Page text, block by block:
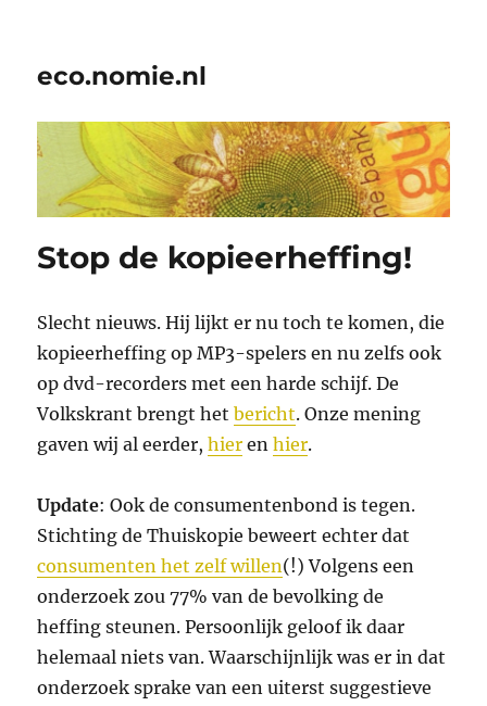
eco.nomie.nl
Stop de kopieerheffing!
Slecht nieuws. Hij lijkt er nu toch te komen, die
kopieerheffing op MP3-spelers en nu zelfs ook
op dvd-recorders met een harde schijf. De
Volkskrant brengt hetbericht. Onze mening
gaven wij al eerder,hier enhier.
Update: Ook de consumentenbond is tegen.
Stichting de Thuiskopie beweert echter dat
consumenten het zelf willen(!) Volgens een
onderzoek zou 77% van de bevolking de
heffing steunen. Persoonlijk geloof ik daar
helemaal niets van. Waarschijnlijk was er in dat
onderzoek sprake van een uiterst suggestieve